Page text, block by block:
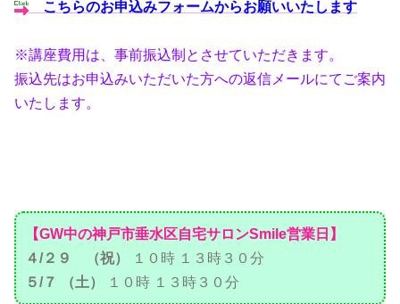
こちらのお申込みフォームからお願いいたします
※講座費用は、事前振込制とさせていただきます。
振込先はお申込みいただいた方への返信メールにてご案内
いたします。
【GW中の神戸市垂水区自宅サロンSmile営業日】
４/２９ （祝）
１０時 １３時３０分
５/７ （土）
１０時 １３時３０分